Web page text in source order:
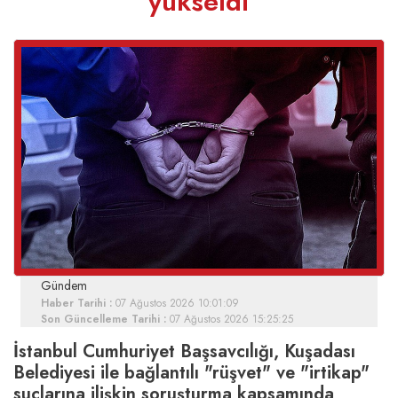
Gündem
Haber Tarihi : 07 Ağustos 2026 10:01:09
Son Güncelleme Tarihi : 07 Ağustos 2026 15:25:25
İstanbul Cumhuriyet Başsavcılığı, Kuşadası
Belediyesi ile bağlantılı "rüşvet" ve "irtikap"